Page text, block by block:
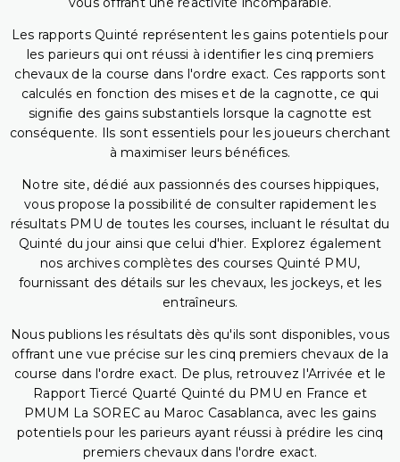
Les rapports Quinté représentent les gains potentiels pour
les parieurs qui ont réussi à identifier les cinq premiers
chevaux de la course dans l'ordre exact. Ces rapports sont
calculés en fonction des mises et de la cagnotte, ce qui
signifie des gains substantiels lorsque la cagnotte est
conséquente. Ils sont essentiels pour les joueurs cherchant
à maximiser leurs bénéfices.
Notre site, dédié aux passionnés des courses hippiques,
vous propose la possibilité de consulter rapidement les
résultats PMU de toutes les courses, incluant le résultat du
Quinté du jour ainsi que celui d'hier. Explorez également
nos archives complètes des courses Quinté PMU,
fournissant des détails sur les chevaux, les jockeys, et les
entraîneurs.
Nous publions les résultats dès qu'ils sont disponibles, vous
offrant une vue précise sur les cinq premiers chevaux de la
course dans l'ordre exact. De plus, retrouvez l'Arrivée et le
Rapport Tiercé Quarté Quinté du PMU en France et
PMUM La SOREC au Maroc Casablanca, avec les gains
potentiels pour les parieurs ayant réussi à prédire les cinq
premiers chevaux dans l'ordre exact.